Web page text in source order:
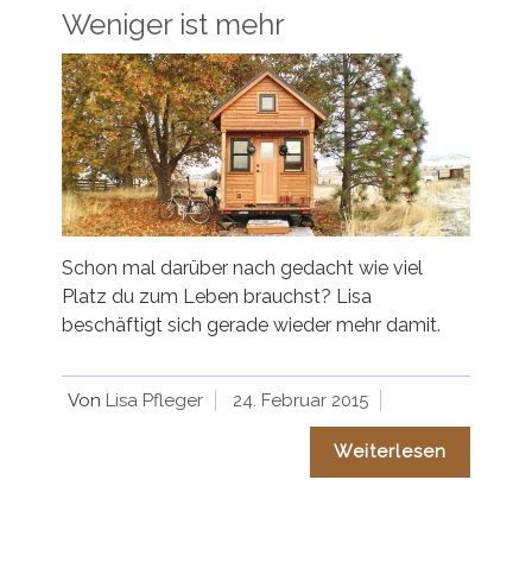
Weniger ist mehr
Schon mal darüber nach gedacht wie viel
Platz du zum Leben brauchst? Lisa
beschäftigt sich gerade wieder mehr damit.
Von Lisa Pfleger 24. Februar 2015
Weiterlesen